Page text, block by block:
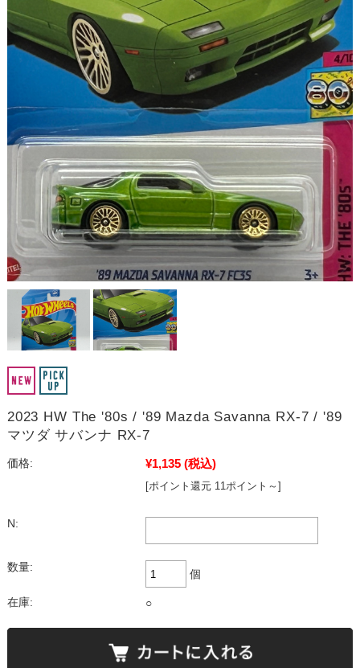
2023 HW The '80s / '89 Mazda Savanna RX-7 / '89
マツダ サバンナ RX-7
価格: ¥1,135 (税込)
[ポイント還元 11ポイント～]
N:
数量:
個
在庫: ○